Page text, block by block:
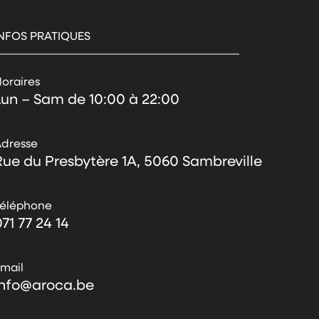
PRATIQUES
– Sam de 10:00 à 22:00
du Presbytère 1A, 5060 Sambreville
77 24 14